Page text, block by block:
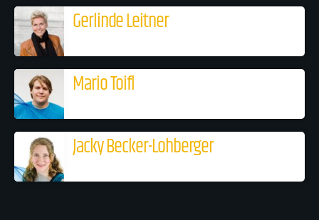
Gerlinde Leitner
Mario Toifl
Jacky Becker-Lohberger